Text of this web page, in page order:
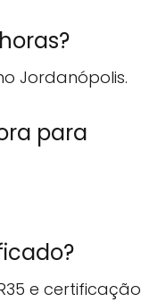
Jordanópolis.
para
e certificação